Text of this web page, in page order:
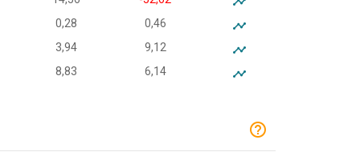
0,28
0,46
3,94
9,12
8,83
6,14